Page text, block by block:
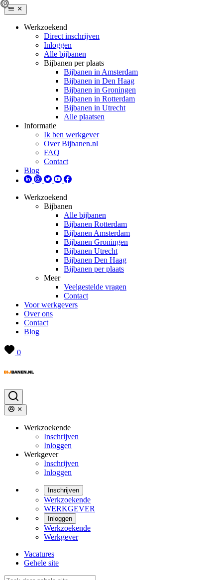
Werkzoekend
Direct inschrijven
Inloggen
Alle bijbanen
Bijbanen per plaats
Bijbanen in Amsterdam
Bijbanen in Den Haag
Bijbanen in Groningen
Bijbanen in Rotterdam
Bijbanen in Utrecht
Alle plaatsen
Informatie
Ik ben werkgever
Over Bijbanen.nl
FAQ
Contact
Blog
Werkzoekend
Bijbanen
Alle bijbanen
Bijbanen Rotterdam
Bijbanen Amsterdam
Bijbanen Groningen
Bijbanen Utrecht
Bijbanen Den Haag
Bijbanen per plaats
Meer
Veelgestelde vragen
Contact
Voor werkgevers
Over ons
Contact
Blog
0
Werkzoekende
Inschrijven
Inloggen
Werkgever
Inschrijven
Inloggen
Inschrijven
Werkzoekende
WERKGEVER
Inloggen
Werkzoekende
Werkgever
Vacatures
Gehele site